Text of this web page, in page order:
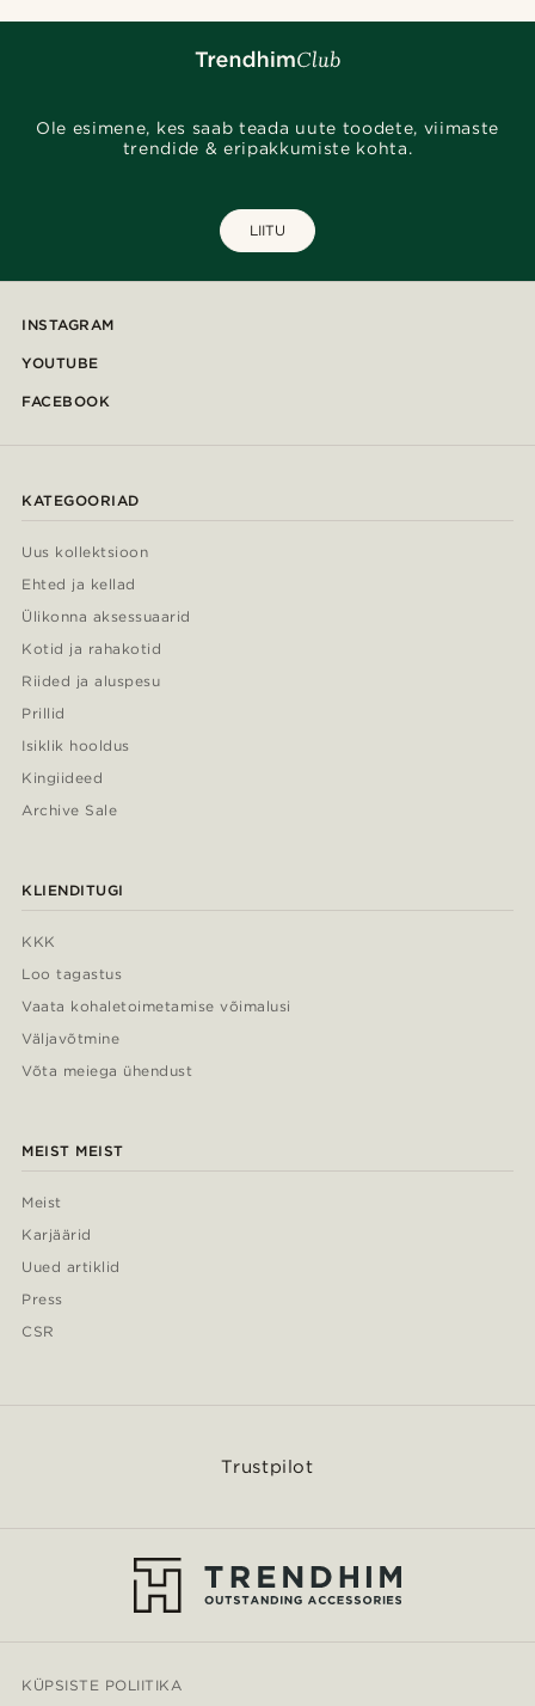
Ole esimene, kes saab teada uute toodete, viimaste
trendide & eripakkumiste kohta.
LIITU
INSTAGRAM
YOUTUBE
FACEBOOK
KATEGOORIAD
Uus kollektsioon
Ehted ja kellad
Ülikonna aksessuaarid
Kotid ja rahakotid
Riided ja aluspesu
Prillid
Isiklik hooldus
Kingiideed
Archive Sale
KLIENDITUGI
KKK
Loo tagastus
Vaata kohaletoimetamise võimalusi
Väljavõtmine
Võta meiega ühendust
MEIST MEIST
Meist
Karjäärid
Uued artiklid
Press
CSR
Trustpilot
KÜPSISTE POLIITIKA